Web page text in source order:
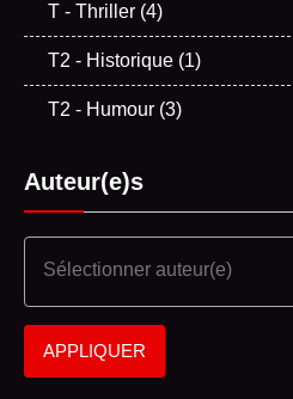
T - Thriller (4)
T2 - Historique (1)
T2 - Humour (3)
Auteur(e)s
APPLIQUER